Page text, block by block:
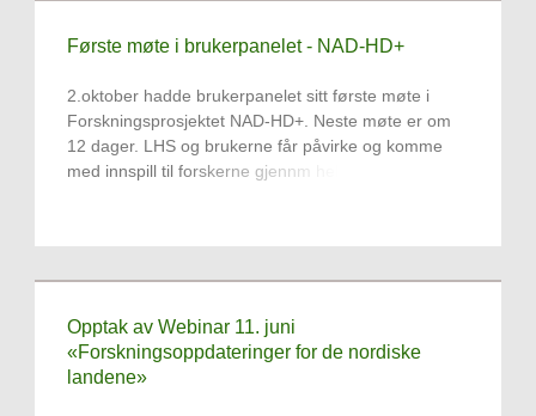
Første møte i brukerpanelet - NAD-HD+
2.oktober hadde brukerpanelet sitt første møte i
Forskningsprosjektet NAD-HD+. Neste møte er om
12 dager. LHS og brukerne får påvirke og komme
med innspill til forskerne gjennm hele
Opptak av Webinar 11. juni
«Forskningsoppdateringer for de nordiske
landene»